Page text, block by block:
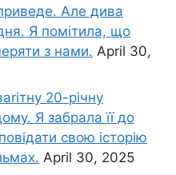
Але дива
Я помітила, що
з нами. April 30,
20-річну
Я забрала її до
свою історію
April 30, 2025